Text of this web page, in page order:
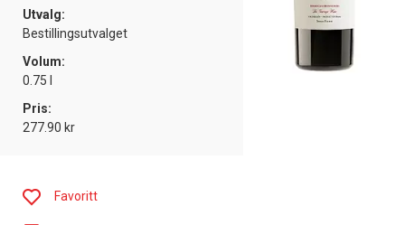
Utvalg:
Bestillingsutvalget
Volum:
0.75 l
Pris:
277.90 kr
Favoritt